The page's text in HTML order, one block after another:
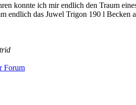
konnte ich mir endlich den Traum
endlich das Juwel Trigon 190 l Becken
Forum